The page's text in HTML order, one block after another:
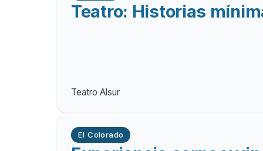
Teatro: Historias
Teatro Alsur
El Colorado